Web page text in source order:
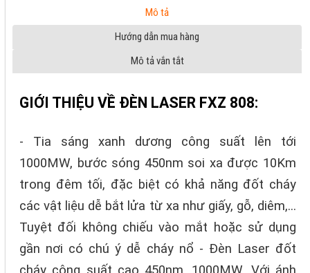
Mô tả
Hướng dẫn mua hàng
Mô tả vắn tắt
GIỚI THIỆU VỀ ĐÈN LASER FXZ 808:
- Tia sáng xanh dương công suất lên tới
1000MW, bước sóng 450nm soi xa được 10Km
trong đêm tối, đặc biệt có khả năng đốt cháy
các vật liệu dễ bắt lửa từ xa như giấy, gỗ, diêm,...
Tuyệt đối không chiếu vào mắt hoặc sử dụng
gần nơi có chú ý dễ cháy nổ - Đèn Laser đốt